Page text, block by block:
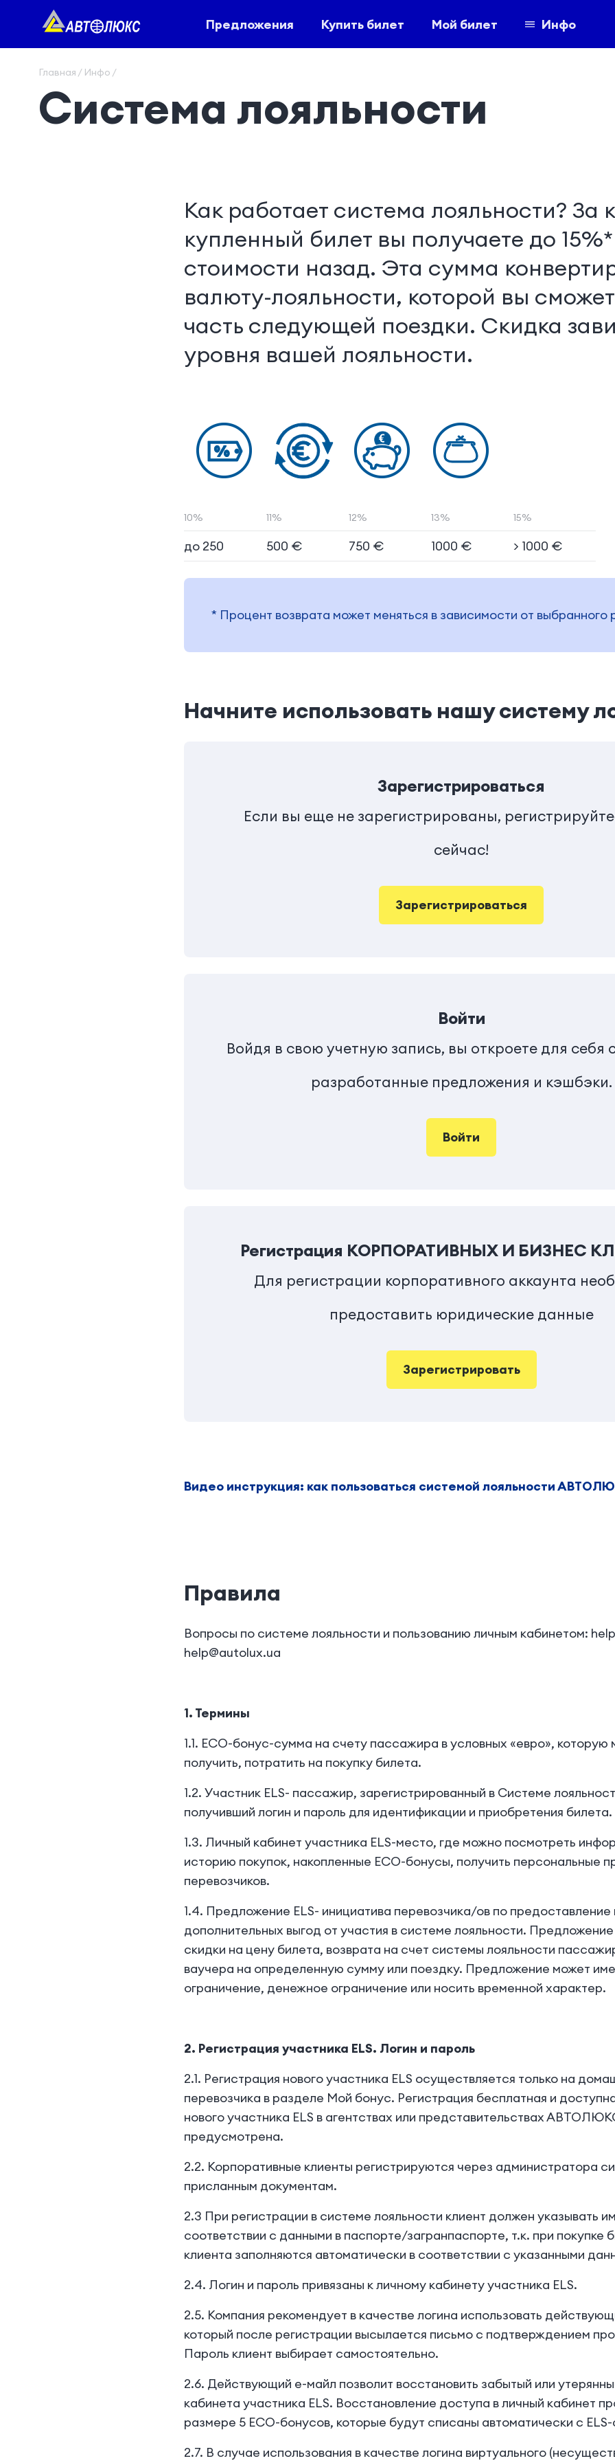
Предложения Купить билет Мой билет Инфо
Главная / Инфо /
Система лояльности
Как работает система лояльности? За
купленный билет вы получаете до 15%*
стоимости назад. Эта сумма
валюту-лояльности, которой вы
часть следующей поездки. Скидка
уровня вашей лояльности.
10% 11% 12% 13% 15%
до 250 500 € 750 € 1000 € > 1000 €
* Процент возврата может меняться в зависимости от выбранного
Начните использовать нашу систему
Зарегистрироваться
Если вы еще не зарегистрированы,
сейчас!
Зарегистрироваться
Войти
Bойдя в свою учетную запись, вы откроете для себя
разработанные предложения и кэшбэки.
Войти
Регистрация КОРПОРАТИВНЫХ И БИЗНЕС
Для регистрации корпоративного аккаунта
предоставить юридические данные
Зарегистрировать
Видео инструкция: как пользоваться системой лояльности
Правила
Вопросы по системе лояльности и пользованию личным кабинетом:
help@autolux.ua
1. Термины
1.1. ECO-бонус-сумма на счету пассажира в условных «евро», которую
получить, потратить на покупку билета.
1.2. Участник ELS- пассажир, зарегистрированный в Системе
получивший логин и пароль для идентификации и приобретения билета.
1.3. Личный кабинет участника ELS-место, где можно посмотреть
историю покупок, накопленные ECO-бонусы, получить персональные
перевозчиков.
1.4. Предложение ELS- инициатива перевозчика/ов по
дополнительных выгод от участия в системе лояльности.
скидки на цену билета, возврата на счет системы лояльности
ваучера на определенную сумму или поездку. Предложение может
ограничение, денежное ограничение или носить временной характер.
2. Регистрация участника ELS. Логин и пароль
2.1. Регистрация нового участника ELS осуществляется только на
перевозчика в разделе Мой бонус. Регистрация бесплатная и
нового участника ELS в агентствах или представительствах
предусмотрена.
2.2. Корпоративные клиенты регистрируются через администратора
присланным документам.
2.3 При регистрации в системе лояльности клиент должен указывать
соответствии с данными в паспорте/загранпаспорте, т.к. при покупке
клиента заполняются автоматически в соответствии с указанными
2.4. Логин и пароль привязаны к личному кабинету участника ELS.
2.5. Компания рекомендует в качестве логина использовать
который после регистрации высылается письмо с подтверждением
Пароль клиент выбирает самостоятельно.
2.6. Действующий е-майл позволит восстановить забытый или
кабинета участника ELS. Восстановление доступа в личный кабинет
размере 5 ECO-бонусов, которые будут списаны автоматически с
2.7. В случае использования в качестве логина виртуального